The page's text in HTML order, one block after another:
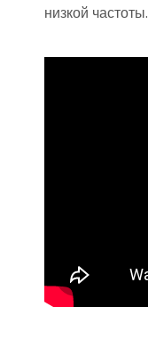
низкой частоты.